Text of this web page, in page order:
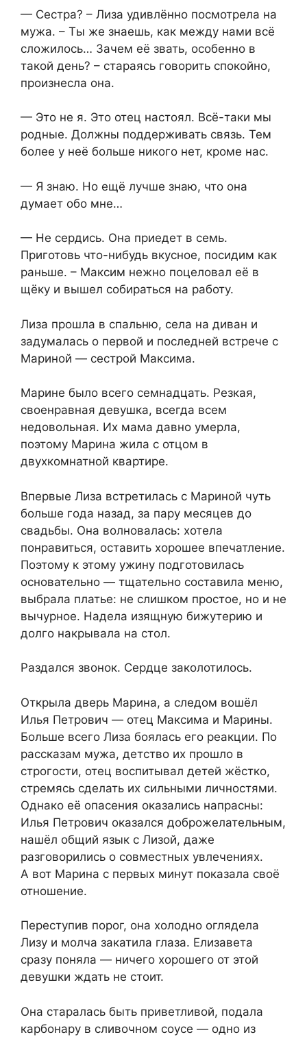
— Сестра? – Лиза удивлённо посмотрела на
мужа. – Ты же знаешь, как между нами всё
сложилось… Зачем её звать, особенно в
такой день? – стараясь говорить спокойно,
произнесла она.
— Это не я. Это отец настоял. Всё-таки мы
родные. Должны поддерживать связь. Тем
более у неё больше никого нет, кроме нас.
— Я знаю. Но ещё лучше знаю, что она
думает обо мне…
— Не сердись. Она приедет в семь.
Приготовь что-нибудь вкусное, посидим как
раньше. – Максим нежно поцеловал её в
щёку и вышел собираться на работу.
Лиза прошла в спальню, села на диван и
задумалась о первой и последней встрече с
Мариной — сестрой Максима.
Марине было всего семнадцать. Резкая,
своенравная девушка, всегда всем
недовольная. Их мама давно умерла,
поэтому Марина жила с отцом в
двухкомнатной квартире.
Впервые Лиза встретилась с Мариной чуть
больше года назад, за пару месяцев до
свадьбы. Она волновалась: хотела
понравиться, оставить хорошее впечатление.
Поэтому к этому ужину подготовилась
основательно — тщательно составила меню,
выбрала платье: не слишком простое, но и не
вычурное. Надела изящную бижутерию и
долго накрывала на стол.
Раздался звонок. Сердце заколотилось.
Открыла дверь Марина, а следом вошёл
Илья Петрович — отец Максима и Марины.
Больше всего Лиза боялась его реакции. По
рассказам мужа, детство их прошло в
строгости, отец воспитывал детей жёстко,
стремясь сделать их сильными личностями.
Однако её опасения оказались напрасны:
Илья Петрович оказался доброжелательным,
нашёл общий язык с Лизой, даже
разговорились о совместных увлечениях.
А вот Марина с первых минут показала своё
отношение.
Переступив порог, она холодно оглядела
Лизу и молча закатила глаза. Елизавета
сразу поняла — ничего хорошего от этой
девушки ждать не стоит.
Она старалась быть приветливой, подала
карбонару в сливочном соусе — одно из